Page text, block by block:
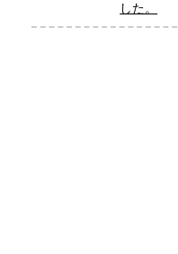
した。